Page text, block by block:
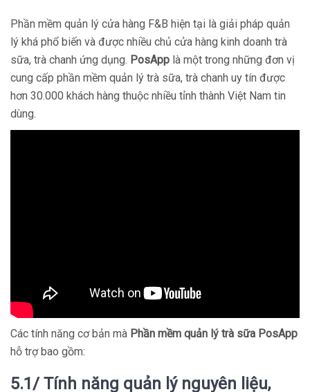
Phần mềm quản lý cửa hàng F&B hiện tại là giải pháp quản
lý khá phổ biến và được nhiều chủ cửa hàng kinh doanh trà
sữa, trà chanh ứng dụng. PosApp là một trong những đơn vị
cung cấp phần mềm quản lý trà sữa, trà chanh uy tín được
hơn 30.000 khách hàng thuộc nhiều tỉnh thành Việt Nam tin
dùng.
Các tính năng cơ bản mà Phần mềm quản lý trà sữa PosApp
hỗ trợ bao gồm:
5.1/ Tính năng quản lý nguyên liệu,